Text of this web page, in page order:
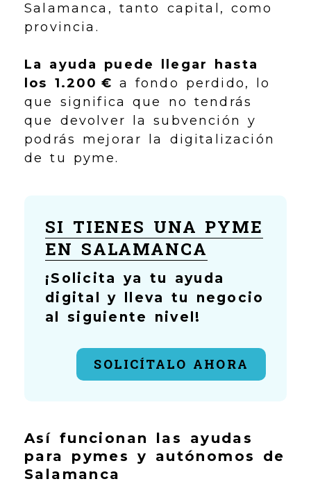
Salamanca, tanto capital, como
provincia.
La ayuda puede llegar hasta
los 1.200 € a fondo perdido, lo
que significa que no tendrás
que devolver la subvención y
podrás mejorar la digitalización
de tu pyme.
SI TIENES UNA PYME
EN SALAMANCA
¡Solicita ya tu ayuda
digital y lleva tu negocio
al siguiente nivel!
SOLICÍTALO AHORA
Así funcionan las ayudas
para pymes y autónomos de
Salamanca